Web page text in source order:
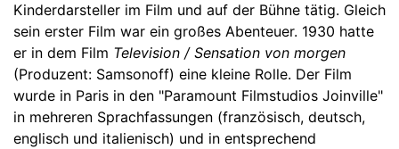
Kinderdarsteller im Film und auf der Bühne tätig. Gleich
sein erster Film war ein großes Abenteuer. 1930 hatte
er in dem Film Television / Sensation von morgen
(Produzent: Samsonoff) eine kleine Rolle. Der Film
wurde in Paris in den "Paramount Filmstudios Joinville"
in mehreren Sprachfassungen (französisch, deutsch,
englisch und italienisch) und in entsprechend